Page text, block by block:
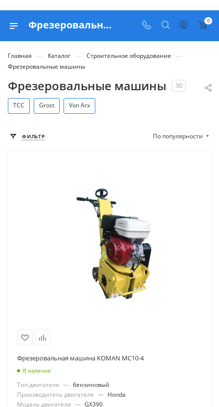
Фрезеровальные машины по бетону - купить в Москве с доставкой по РФ 0
Главная — Каталог — Строительное оборудование —
Фрезеровальные машины
Фрезеровальные машины 30
ТСС Grost Von Arx
ФИЛЬТР По популярности
Фрезеровальная машина KOMAN MC10-4
В наличии
Тип двигателя — бензиновый
Производитель двигателя — Honda
Модель двигателя — GX390